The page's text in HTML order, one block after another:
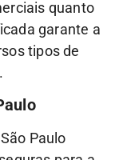
quanto
garante a
tipos de
Paulo